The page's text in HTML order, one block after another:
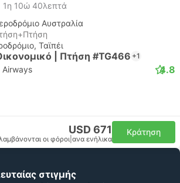
1η 10ώ 40λεπτά
Αυστραλία
Ταϊπέι
| Πτήση #TG466 +1
Airways 4.8
USD 671
οι φόροι ανα ενήλικα
Κράτηση
στιγμής